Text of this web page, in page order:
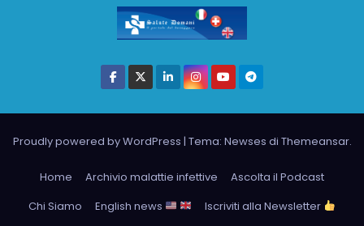
Proudly powered by WordPress | Tema: Newses di Themeansar.
Home Archivio malattie infettive
Ascolta il Podcast
Chi Siamo
English news
Iscriviti alla Newsletter